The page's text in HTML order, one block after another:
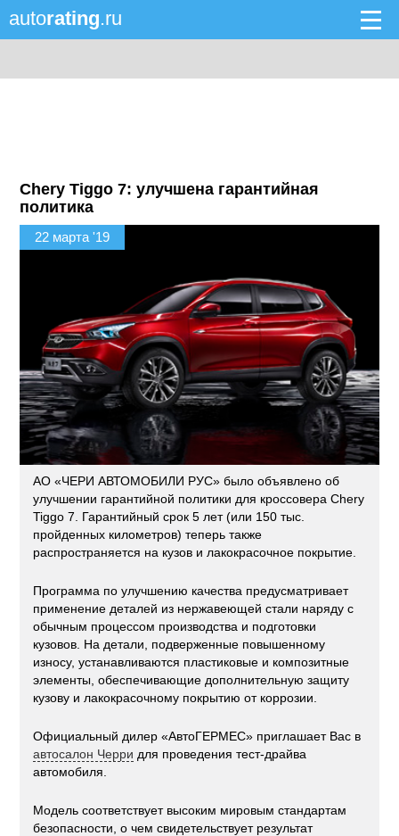
autorating.ru
Chery Tiggo 7: улучшена гарантийная
политика
22 марта '19
АО «ЧЕРИ АВТОМОБИЛИ РУС» было объявлено об
улучшении гарантийной политики для кроссовера Chery
Tiggo 7. Гарантийный срок 5 лет (или 150 тыс.
пройденных километров) теперь также
распространяется на кузов и лакокрасочное покрытие.
Программа по улучшению качества предусматривает
применение деталей из нержавеющей стали наряду с
обычным процессом производства и подготовки
кузовов. На детали, подверженные повышенному
износу, устанавливаются пластиковые и композитные
элементы, обеспечивающие дополнительную защиту
кузову и лакокрасочному покрытию от коррозии.
Официальный дилер «АвтоГЕРМЕС» приглашает Вас в
автосалон Черри для проведения тест-драйва
автомобиля.
Модель соответствует высоким мировым стандартам
безопасности, о чем свидетельствует результат